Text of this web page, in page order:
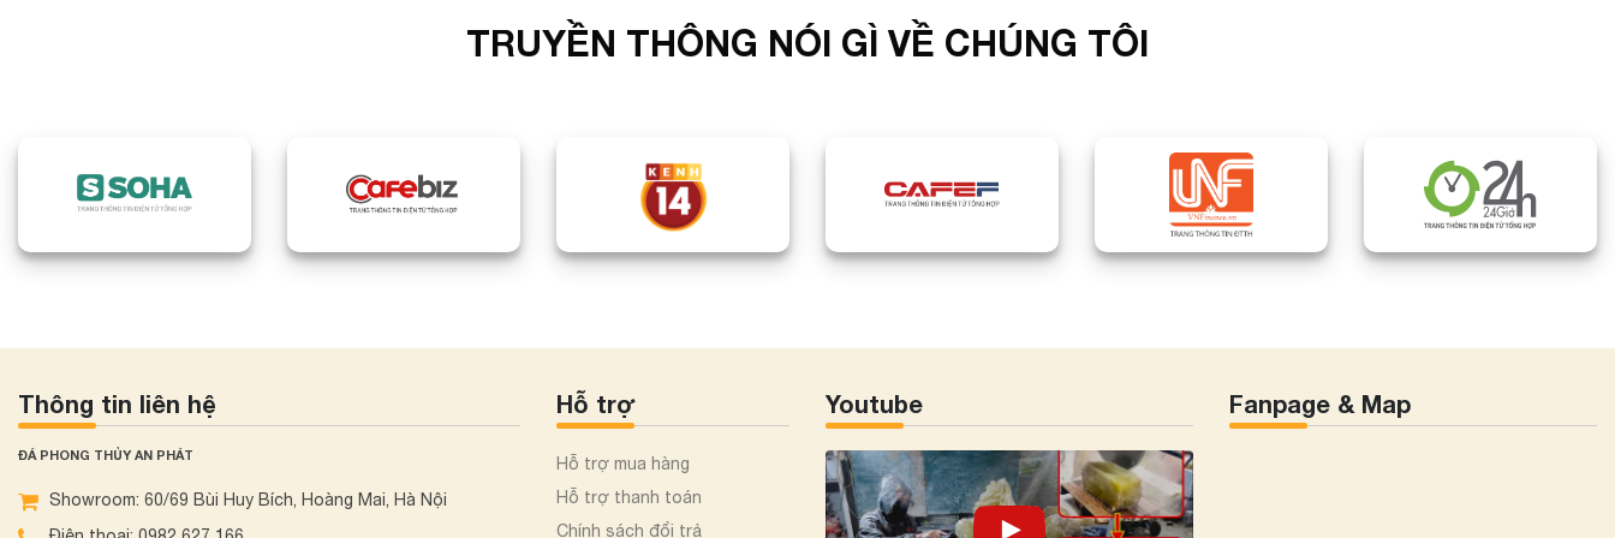
TRUYỀN THÔNG NÓI GÌ VỀ CHÚNG TÔI
Thông tin liên hệ
ĐÁ PHONG THỦY AN PHÁT
Showroom: 60/69 Bùi Huy Bích, Hoàng Mai, Hà Nội
Hỗ trợ
Hỗ trợ mua hàng
Hỗ trợ thanh toán
Chính sách đổi trả
Youtube Fanpage & Map